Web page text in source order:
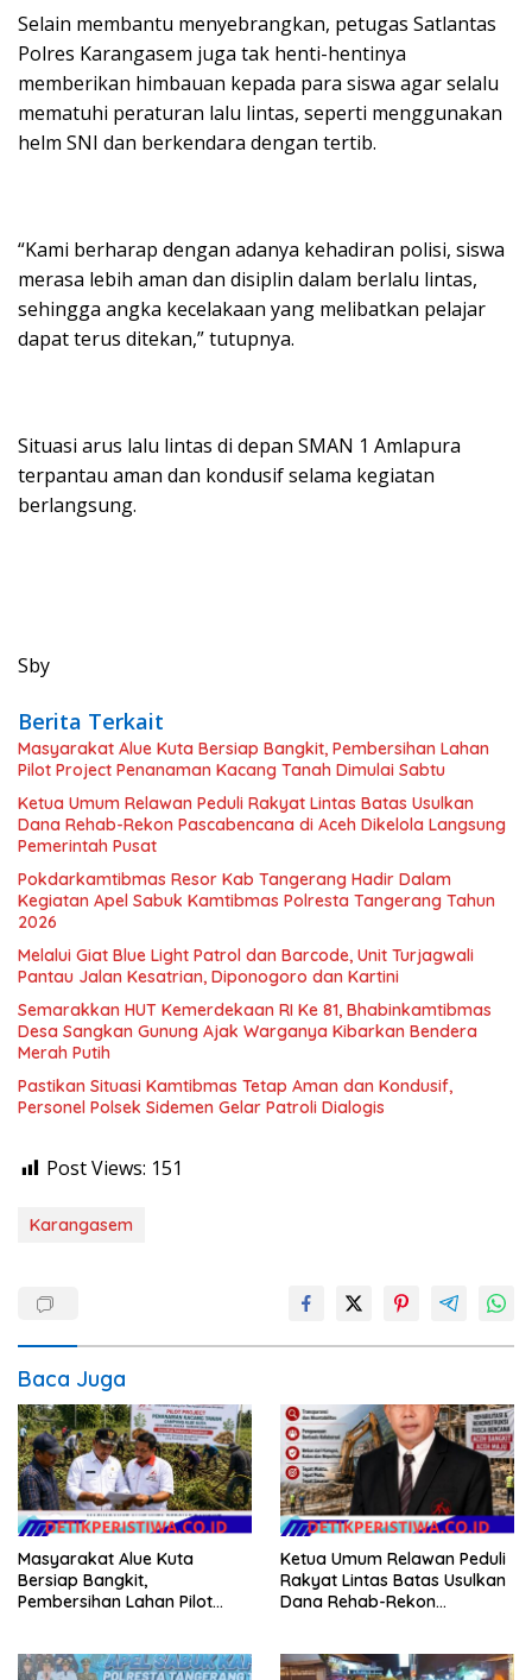
Selain membantu menyebrangkan, petugas Satlantas
Polres Karangasem juga tak henti-hentinya
memberikan himbauan kepada para siswa agar selalu
mematuhi peraturan lalu lintas, seperti menggunakan
helm SNI dan berkendara dengan tertib.
“Kami berharap dengan adanya kehadiran polisi, siswa
merasa lebih aman dan disiplin dalam berlalu lintas,
sehingga angka kecelakaan yang melibatkan pelajar
dapat terus ditekan,” tutupnya.
Situasi arus lalu lintas di depan SMAN 1 Amlapura
terpantau aman dan kondusif selama kegiatan
berlangsung.
Sby
Berita Terkait
Masyarakat Alue Kuta Bersiap Bangkit, Pembersihan Lahan
Pilot Project Penanaman Kacang Tanah Dimulai Sabtu
Ketua Umum Relawan Peduli Rakyat Lintas Batas Usulkan
Dana Rehab-Rekon Pascabencana di Aceh Dikelola Langsung
Pemerintah Pusat
Pokdarkamtibmas Resor Kab Tangerang Hadir Dalam
Kegiatan Apel Sabuk Kamtibmas Polresta Tangerang Tahun
2026
Melalui Giat Blue Light Patrol dan Barcode, Unit Turjagwali
Pantau Jalan Kesatrian, Diponogoro dan Kartini
Semarakkan HUT Kemerdekaan RI Ke 81, Bhabinkamtibmas
Desa Sangkan Gunung Ajak Warganya Kibarkan Bendera
Merah Putih
Pastikan Situasi Kamtibmas Tetap Aman dan Kondusif,
Personel Polsek Sidemen Gelar Patroli Dialogis
Post Views: 151
Karangasem
Baca Juga
Masyarakat Alue Kuta
Bersiap Bangkit,
Pembersihan Lahan Pilot
Ketua Umum Relawan Peduli
Rakyat Lintas Batas Usulkan
Dana Rehab-Rekon
Pemerintah Pusat